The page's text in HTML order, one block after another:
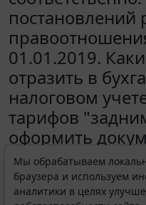
постановлений
01.01.2019.
отразить в
налоговом
тарифов
оформить
корректировки
оказанных
24 сентября 2019
Мы обрабатываем
браузера и используем
аналитики в целях